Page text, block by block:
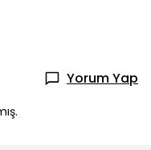
Yorum Yap